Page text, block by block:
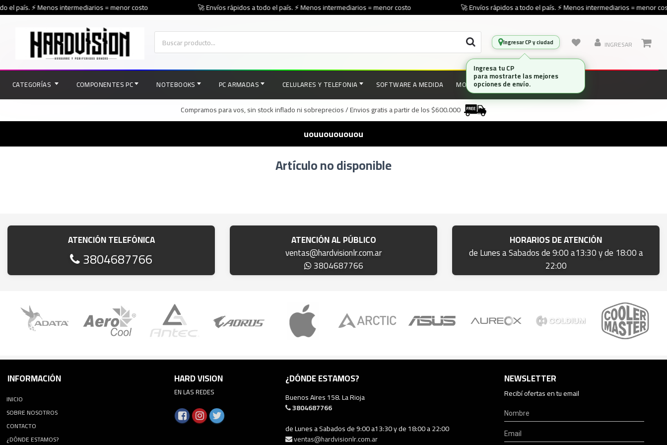
país. ⚡ Menos intermediarios = menor costo 🚀 Envíos rápidos a todo el país. ⚡ Menos intermediarios = menor costo 🚀 Envíos rápidos a todo el país. ⚡ Menos intermediarios = menor
Ingresar CP y ciudad INGRESAR
CATEGORÍAS COMPONENTES PC NOTEBOOKS PC ARMADAS CELULARES Y TELEFONIA SOFTWARE A MEDIDA MONITORES MARCAS
Compramos para vos, sin stock inflado ni sobreprecios / Envios gratis a partir de los $600.000
uouuouououou
Artículo no disponible
ATENCIÓN TELEFÓNICA
3804687766
ATENCIÓN AL PÚBLICO
ventas@hardvisionlr.com.ar
3804687766
HORARIOS DE ATENCIÓN
de Lunes a Sabados de 9:00 a13:30 y de 18:00 a
22:00
INFORMACIÓN
INICIO
SOBRE NOSOTROS
CONTACTO
¿DÓNDE ESTAMOS?
HARD VISION
EN LAS REDES
¿DÓNDE ESTAMOS?
Buenos Aires 158. La Rioja
3804687766
de Lunes a Sabados de 9:00 a13:30 y de 18:00 a 22:00
ventas@hardvisionlr.com.ar
NEWSLETTER
Recibí ofertas en tu email
Ingresa tu CP
para mostrarte las mejores
opciones de envío.